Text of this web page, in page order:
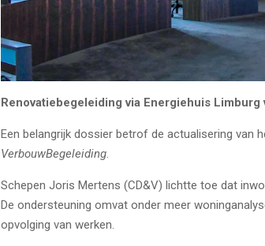
Renovatiebegeleiding via Energiehuis Limburg
Een belangrijk dossier betrof de actualisering van
VerbouwBegeleiding.
Schepen Joris Mertens (CD&V) lichtte toe dat
De ondersteuning omvat onder meer
opvolging van werken.